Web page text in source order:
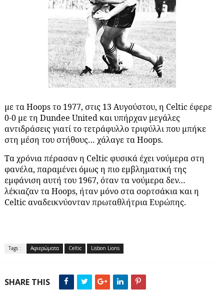
με τα Hoops το 1977, στις 13 Αυγούστου, η Celtic έφερε
0-0 με τη Dundee United και υπήρχαν μεγάλες
αντιδράσεις γιατί το τετράφυλλο τριφύλλι που μπήκε
στη μέση του στήθους… χάλαγε τα Hoops.
Τα χρόνια πέρασαν η Celticφυσικά έχει νούμερα στη
φανέλα, παραμένει όμως η πιο εμβληματική της
εμφάνιση αυτή του 1967, όταν τα νούμερα δεν…
λέκιαζαν ταHoops, ήταν μόνο στα σορτσάκια και η
Celticαναδεικνύονταν πρωταθλήτρια Ευρώπης.
Tags : Αφιερώματα Celtic Lisbon Lions
SHARE THIS